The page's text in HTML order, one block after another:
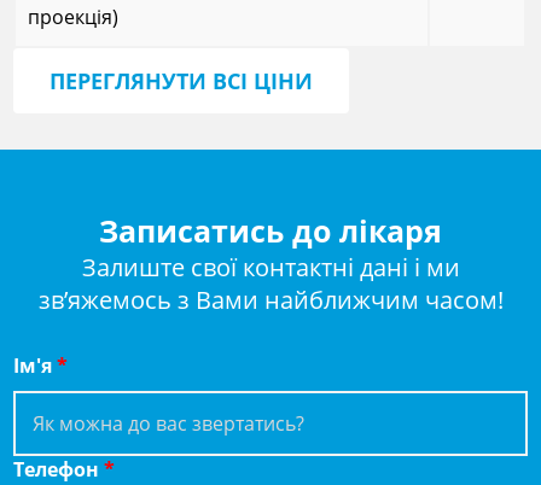
проекція)
ПЕРЕГЛЯНУТИ ВСІ ЦІНИ
Записатись до лікаря
Залиште свої контактні дані і ми
зв’яжемось з Вами найближчим часом!
Ім'я*
Телефон*